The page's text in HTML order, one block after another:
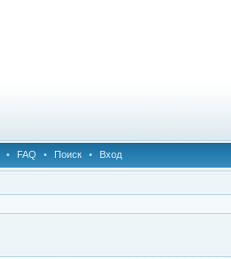
• FAQ • Поиск • Вход